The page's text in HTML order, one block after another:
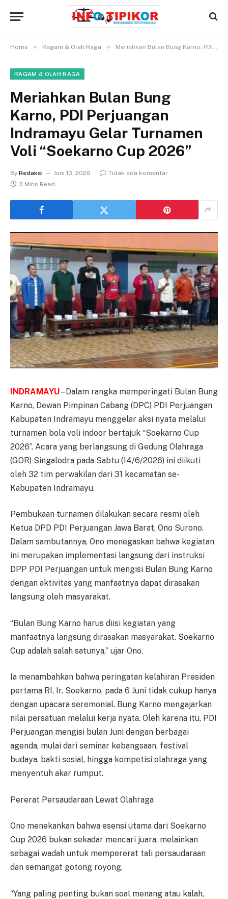
Home » Ragam & Olah Raga » Meriahkan Bulan Bung Karno, PDI Perjuangan Indramayu Gelar Turnamen Voli “Soekarno Cup 2026”
RAGAM & OLAH RAGA
Meriahkan Bulan Bung
Karno, PDI Perjuangan
Indramayu Gelar Turnamen
Voli “Soekarno Cup 2026”
By Redaksi Juni 13, 2026
Tidak ada komentar
3 Mins Read
INDRAMAYU– Dalam rangka memperingati Bulan Bung
Karno, Dewan Pimpinan Cabang (DPC) PDI Perjuangan
Kabupaten Indramayu menggelar aksi nyata melalui
turnamen bola voli indoor bertajuk “Soekarno Cup
2026”. Acara yang berlangsung di Gedung Olahraga
(GOR) Singalodra pada Sabtu (14/6/2026) ini diikuti
oleh 32 tim perwakilan dari 31 kecamatan se-
Kabupaten Indramayu.
Pembukaan turnamen dilakukan secara resmi oleh
Ketua DPD PDI Perjuangan Jawa Barat, Ono Surono.
Dalam sambutannya, Ono menegaskan bahwa kegiatan
ini merupakan implementasi langsung dari instruksi
DPP PDI Perjuangan untuk mengisi Bulan Bung Karno
dengan aktivitas yang manfaatnya dapat dirasakan
langsung oleh masyarakat.
“Bulan Bung Karno harus diisi kegiatan yang
manfaatnya langsung dirasakan masyarakat. Soekarno
Cup adalah salah satunya,” ujar Ono.
Ia menambahkan bahwa peringatan kelahiran Presiden
pertama RI, Ir. Soekarno, pada 6 Juni tidak cukup hanya
dengan upacara seremonial. Bung Karno mengajarkan
nilai persatuan melalui kerja nyata. Oleh karena itu, PDI
Perjuangan mengisi bulan Juni dengan berbagai
agenda, mulai dari seminar kebangsaan, festival
budaya, bakti sosial, hingga kompetisi olahraga yang
menyentuh akar rumput.
Pererat Persaudaraan Lewat Olahraga
Ono menekankan bahwa esensi utama dari Soekarno
Cup 2026 bukan sekadar mencari juara, melainkan
sebagai wadah untuk mempererat tali persaudaraan
dan semangat gotong royong.
“Yang paling penting bukan soal menang atau kalah,